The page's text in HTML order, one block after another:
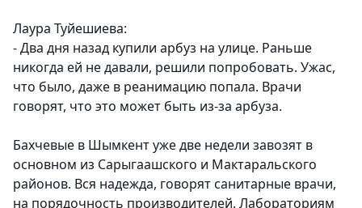
Лаура Туйешиева:
- Два дня назад купили арбуз на улице. Раньше
никогда ей не давали, решили попробовать. Ужас,
что было, даже в реанимацию попала. Врачи
говорят, что это может быть из-за арбуза.
Бахчевые в Шымкент уже две недели завозят в
основном из Сарыгаашского и Мактаральского
районов. Вся надежда, говорят санитарные врачи,
на порядочность производителей. Лабораториям